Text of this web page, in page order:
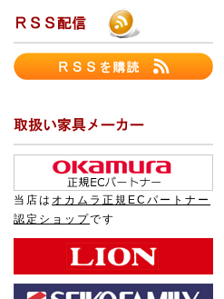
当店は オカムラ正規ECパートナー
認定ショップです